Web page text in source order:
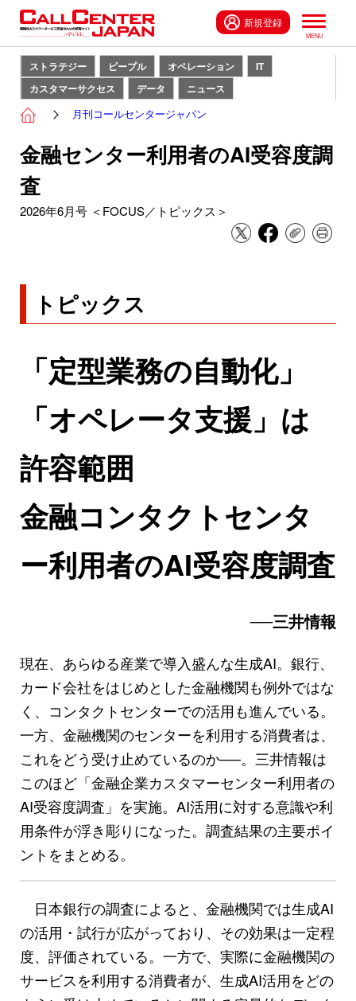
新規登録
ストラテジー ピープル オペレーション
IT
カスタマーサクセス
データ ニュース
月刊コールセンタージャパン
金融センター利用者のAI受容度調
査
2026年6月号 ＜FOCUS／トピックス＞
トピックス
「定型業務の自動化」
「オペレータ支援」は
許容範囲
金融コンタクトセンタ
ー利用者のAI受容度調査
──三井情報
現在、あらゆる産業で導入盛んな生成AI。銀行、
カード会社をはじめとした金融機関も例外ではな
く、コンタクトセンターでの活用も進んでいる。
一方、金融機関のセンターを利用する消費者は、
これをどう受け止めているのか──。三井情報は
このほど「金融企業カスタマーセンター利用者の
AI受容度調査」を実施。AI活用に対する意識や利
用条件が浮き彫りになった。調査結果の主要ポイ
ントをまとめる。
日本銀行の調査によると、金融機関では生成AI
の活用・試行が広がっており、その効果は一定程
度、評価されている。一方で、実際に金融機関の
サービスを利用する消費者が、生成AI活用をどの